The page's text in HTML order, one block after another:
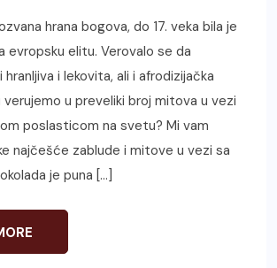
hrana bogova, do 17. veka bila je
evropsku elitu. Verovalo se da
hranljiva i lekovita, ali i afrodizijačka
verujemo u preveliki broj mitova u vezi
poslasticom na svetu? Mi vam
najčešće zablude i mitove u vezi sa
je puna […]